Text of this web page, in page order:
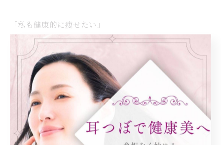
「私も健康的に痩せたい」
「着たい服をもう一度楽しみたい」
そんな方は、ぜひお気軽にご相談ください💕
📍大阪市都島区 耳つぼダイエットサロン ふーみん